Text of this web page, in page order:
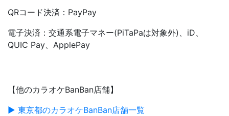
QRコード決済：PayPay
電子決済：交通系電子マネー(PiTaPaは対象外)、iD、
QUIC Pay、ApplePay
【他のカラオケBanBan店舗】
▶ 東京都のカラオケBanBan店舗一覧